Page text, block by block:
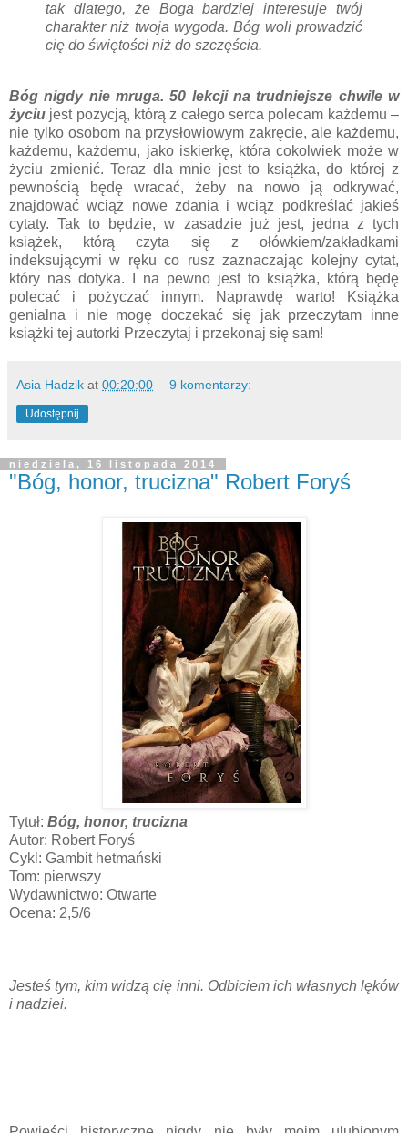
tak dlatego, że Boga bardziej interesuje twój
charakter niż twoja wygoda. Bóg woli prowadzić
cię do świętości niż do szczęścia.
Bóg nigdy nie mruga. 50 lekcji na trudniejsze chwile w
życiu jest pozycją, którą z całego serca polecam każdemu –
nie tylko osobom na przysłowiowym zakręcie, ale każdemu,
każdemu, każdemu, jako iskierkę, która cokolwiek może w
życiu zmienić. Teraz dla mnie jest to książka, do której z
pewnością będę wracać, żeby na nowo ją odkrywać,
znajdować wciąż nowe zdania i wciąż podkreślać jakieś
cytaty. Tak to będzie, w zasadzie już jest, jedna z tych
książek, którą czyta się z ołówkiem/zakładkami
indeksującymi w ręku co rusz zaznaczając kolejny cytat,
który nas dotyka. I na pewno jest to książka, którą będę
polecać i pożyczać innym. Naprawdę warto! Książka
genialna i nie mogę doczekać się jak przeczytam inne
książki tej autorki Przeczytaj i przekonaj się sam!
Asia Hadzik at 00:20:00 9 komentarzy:
Udostępnij
niedziela, 16 listopada 2014
"Bóg, honor, trucizna" Robert Foryś
Tytuł: Bóg, honor, trucizna
Autor: Robert Foryś
Cykl: Gambit hetmański
Tom: pierwszy
Wydawnictwo: Otwarte
Ocena: 2,5/6
Jesteś tym, kim widzą cię inni. Odbiciem ich własnych lęków
i nadziei.